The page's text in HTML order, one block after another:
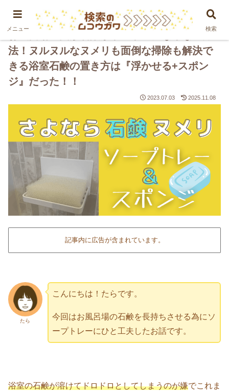
PR
お風呂場の固形石鹸がドロドロにならない方
法！ヌルヌルなヌメリも面倒な掃除も解決で
きる浴室石鹸の置き方は『浮かせる+スポン
ジ』だった！！
2023.07.03 2025.11.08
記事内に広告が含まれています。
たら
こんにちは！たらです。
今回はお風呂場の石鹸を長持ちさせる為にソ
ープトレーにひと工夫したお話です。
浴室の石鹸が溶けてドロドロとしてしまうのが嫌でこれま
メニュー 検索